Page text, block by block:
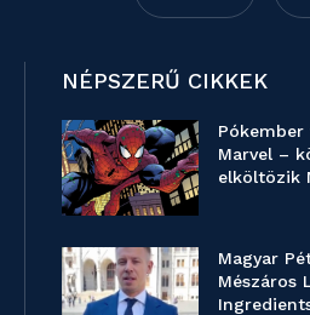
NÉPSZERŰ CIKKEK
Marvel –
elköltözik
Magyar
Mészáros